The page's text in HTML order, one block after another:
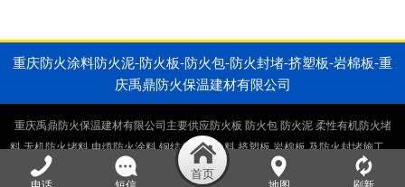
重庆防火涂料防火泥-防火板-防火包-防火封堵-挤塑板-岩棉板-重
庆禹鼎防火保温建材有限公司
重庆禹鼎防火保温建材有限公司主要供应防火板 防火包 防火泥 柔性有机防火堵
料 无机防火堵料 电缆防火涂料 钢结构防火涂料 挤塑板 岩棉板 及防火封堵施工，
电缆井防火封堵施工，桥架防火封堵施工。生产销售一体厂家直供。
电话
短信 地图 刷新